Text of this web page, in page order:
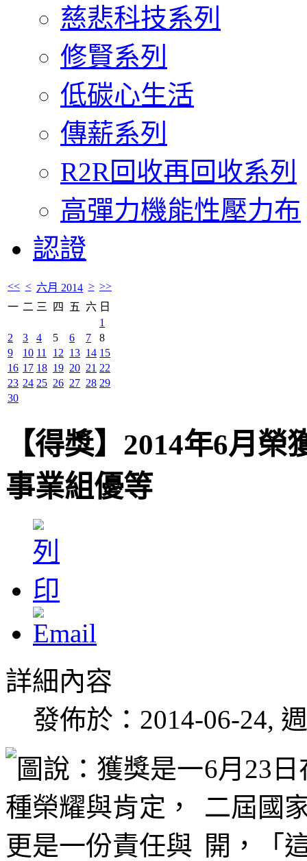
慈悲科技系列
修賢系列
低碳心生活
傳薪系列
R2R回收再回收系列
高彈力機能性壓力布
認證
<< < 六月 2014 > >>
一 二 三 四 五 六 日
1
2
3 4 5 6 7
8
9
10 11 12 13 14 15
16 17 18 19 20 21 22
23 24 25 26 27 28 29
30
【得獎】2014年6月
事業組優等
詳細內容
發佈於：2014-06-24,
6月23
二屆國
開，「